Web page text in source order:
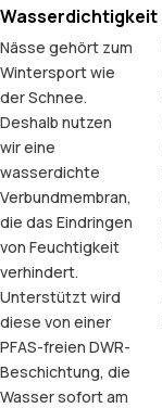
Wasserdichtigkeit
Nässe gehört zum
Wintersport wie
der Schnee.
Deshalb nutzen
wir eine
wasserdichte
Verbundmembran,
die das Eindringen
von Feuchtigkeit
verhindert.
Unterstützt wird
diese von einer
PFAS-freien DWR-
Beschichtung, die
Wasser sofort am